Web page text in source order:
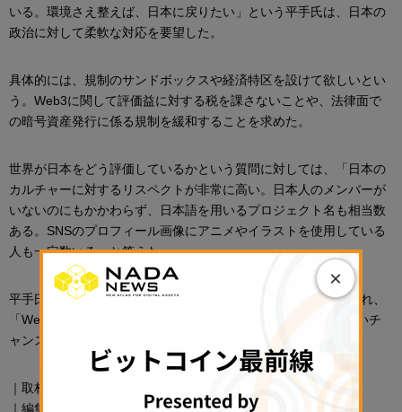
いる。環境さえ整えば、日本に戻りたい」という平手氏は、日本の
政治に対して柔軟な対応を要望した。
具体的には、規制のサンドボックスや経済特区を設けて欲しいとい
う。Web3に関して評価益に対する税を課さないことや、法律面で
の暗号資産発行に係る規制を緩和することを求めた。
世界が日本をどう評価しているかという質問に対しては、「日本の
カルチャーに対するリスペクトが非常に高い。日本人のメンバーが
いないのにもかかわらず、日本語を用いるプロジェクト名も相当数
ある。SNSのプロフィール画像にアニメやイラストを使用している
人も一定数いる」と答えた。
平手氏は、日本においても規制改革の進展が見られることに触れ、
「Web3は、日本のコンテンツを世界に広める上で、またとないチ
ャンスだ」と期待を込める。
｜取材・テキスト：菊池友信
｜編集：佐藤茂
×